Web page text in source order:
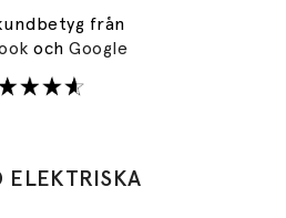
från
ochGoogle
ELEKTRISKA